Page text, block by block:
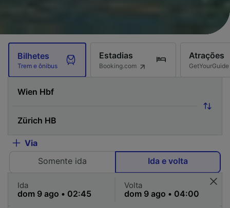
Bilhetes
Trem e ônibus
Estadias
Booking.com
Atrações
GetYourGuide
Via
Somente ida
Ida e volta
Ida Volta